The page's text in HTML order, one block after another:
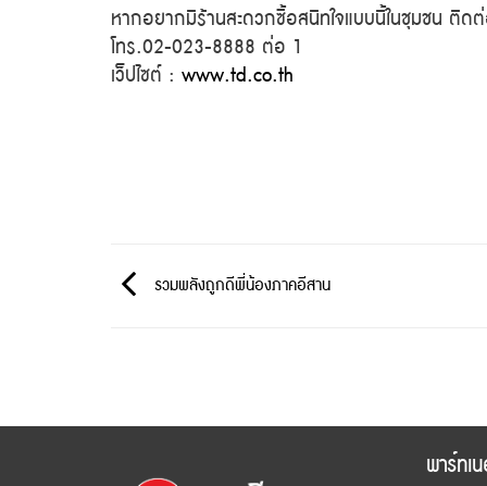
หากอยากมีร้านสะดวกซื้อสนิทใจแบบนี้ในชุมชน ติ
โทร.02-023-8888 ต่อ 1
เว็ปไซต์ : www.td.co.th
รวมพลังถูกดีพี่น้องภาคอีสาน
พาร์ทเ